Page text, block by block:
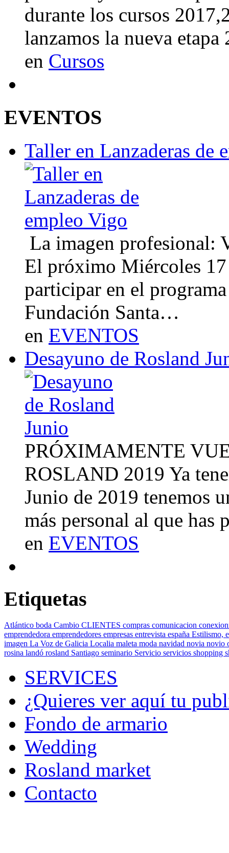
durante los cursos
lanzamos la nueva
en Cursos
EVENTOS
Taller en Lanzaderas de
La imagen profesional:
El próximo Miércoles
participar en el
Fundación Santa…
en EVENTOS
Desayuno de Rosland
PRÓXIMAMENTE
ROSLAND 2019 Ya
Junio de 2019 tenemos
más personal al que
en EVENTOS
Etiquetas
Atlántico boda Cambio CLIENTES compras comunicacion
emprendedora emprendedores empresas entrevista españa Estilismo,
imagen La Voz de Galicia Localia maleta moda navidad novia novio
rosina landó rosland Santiago seminario Servicio servicios shopping
SERVICES
¿Quieres ver aquí tu
Fondo de armario
Wedding
Rosland market
Contacto